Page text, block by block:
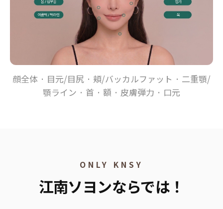
顔全体 · 目元/目尻 · 頬/バッカルファット · 二重顎/
顎ライン · 首 · 額 · 皮膚弾力 · 口元
ONLY KNSY
江南ソヨンならでは！